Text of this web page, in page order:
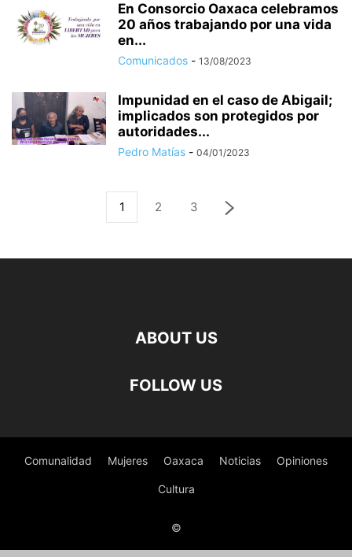
En Consorcio Oaxaca celebramos
20 años trabajando por una vida
en...
Comunicados - 13/08/2023
Impunidad en el caso de Abigail;
implicados son protegidos por
autoridades...
Pedro Matías - 04/01/2023
1 2 3
ABOUT US
FOLLOW US
Comunalidad Mujeres Oaxaca Noticias Opiniones
Cultura
©